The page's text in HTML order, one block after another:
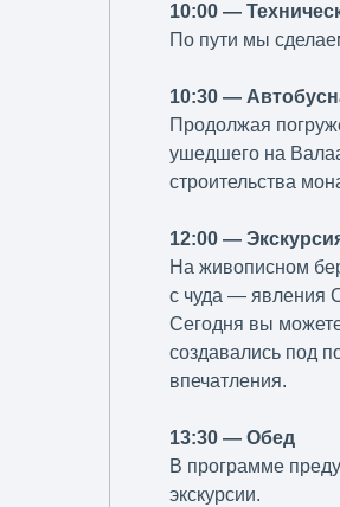
10:00 —
По пути мы
10:30 —
Продолжая
ушедшего на
строительства
12:00 —
На живописном
с чуда — явления
Сегодня вы
создавались под
впечатления.
13:30 — Обед
В программе
экскурсии.